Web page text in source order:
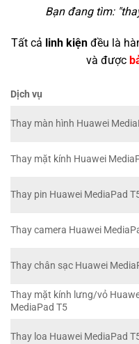
Bạn đang tìm: "
Tất cả linh kiện đều là
và được
Dịch vụ
Thay màn hình Huawei
Thay mặt kính Huawei
Thay pin Huawei MediaPad
Thay camera Huawei
Thay chân sạc Huawei
Thay mặt kính lưng/vỏ
MediaPad T5
Thay loa Huawei MediaPad